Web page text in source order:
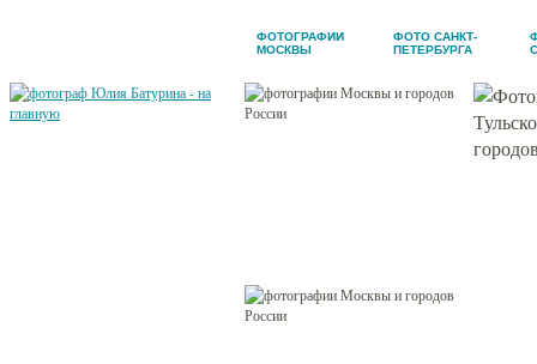
ФОТОГРАФИИ
МОСКВЫ
ФОТО САНКТ-
ПЕТЕРБУРГА